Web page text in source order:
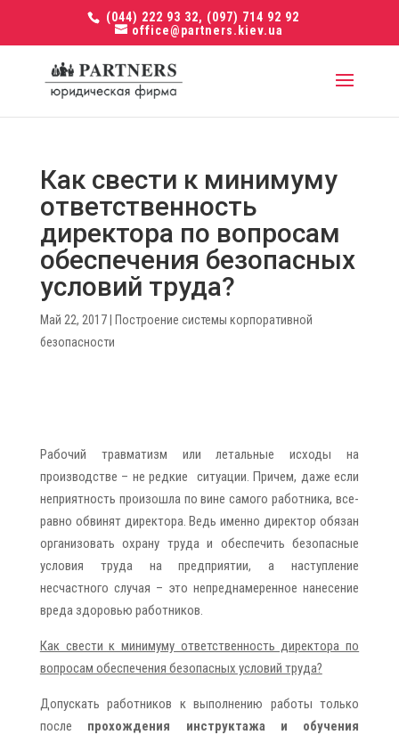
(044) 222 93 32, (097) 714 92 92
office@partners.kiev.ua
Как свести к минимуму
ответственность
директора по вопросам
обеспечения безопасных
условий труда?
Май 22, 2017|
Построение системы корпоративной
безопасности
Рабочий травматизм или летальные исходы на
производстве – не редкие ситуации. Причем, даже если
неприятность произошла по вине самого работника, все-
равно обвинят директора. Ведь именно директор обязан
организовать охрану труда и обеспечить безопасные
условия труда на предприятии, а наступление
несчастного случая – это непреднамеренное нанесение
вреда здоровью работников.
Как свести к минимуму ответственность директора по
вопросам обеспечения безопасных условий труда?
Допускать работников к выполнению работы только
после прохождения инструктажа и обучения